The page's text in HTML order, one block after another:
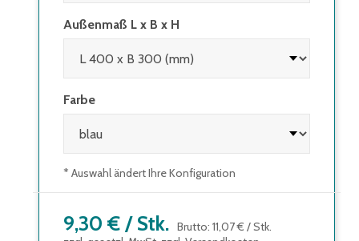
Außenmaß L x B x H
Farbe
* Auswahl ändert Ihre Konfiguration
9,30 € / Stk. Brutto: 11,07 € /Stk.